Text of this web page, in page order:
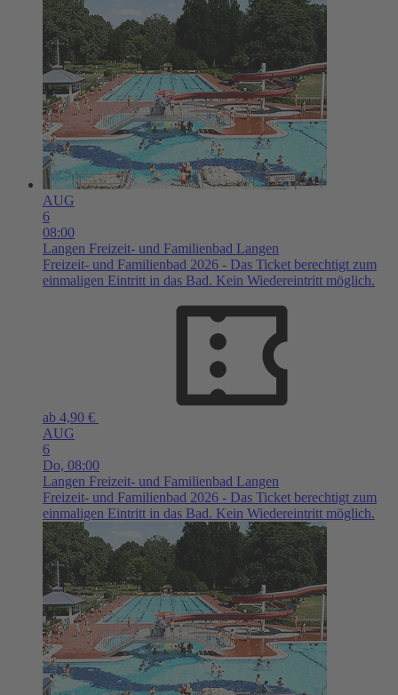
AUG
6
08:00
Langen Freizeit- und Familienbad Langen
Freizeit- und Familienbad 2026 - Das Ticket berechtigt zum
einmaligen Eintritt in das Bad. Kein Wiedereintritt möglich.
ab 4,90 €
AUG
6
Do, 08:00
Langen Freizeit- und Familienbad Langen
Freizeit- und Familienbad 2026 - Das Ticket berechtigt zum
einmaligen Eintritt in das Bad. Kein Wiedereintritt möglich.